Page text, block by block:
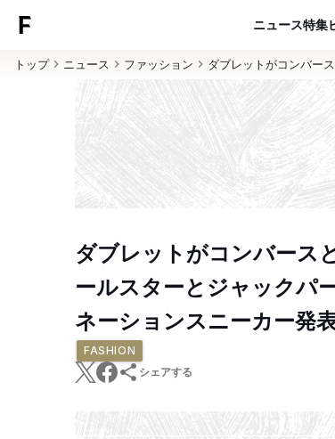
ニュース特集
トップ ニュース ファッション ダブレットがコンバー
ダブレットがコンバース
ールスターとジャックパ
ネーションスニーカー発
FASHION
シェアする